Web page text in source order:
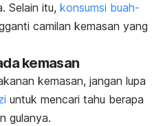
Selain itu, konsumsi buah-
camilan kemasan yang
kemasan
kemasan, jangan lupa
untuk mencari tahu berapa
gulanya.